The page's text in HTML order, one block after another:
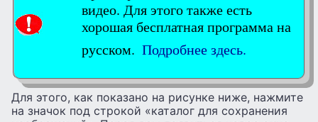
видео. Для этого также есть
хорошая бесплатная программа на
русском. Подробнее здесь.
Для этого, как показано на рисунке ниже, нажмите
на значок под строкой «каталог для сохранения